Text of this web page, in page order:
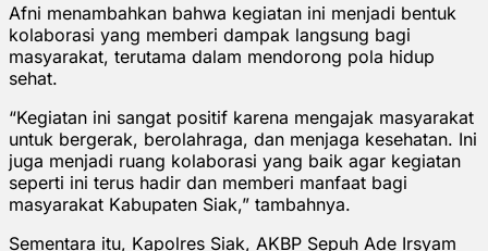
Afni menambahkan bahwa kegiatan ini menjadi bentuk
kolaborasi yang memberi dampak langsung bagi
masyarakat, terutama dalam mendorong pola hidup
sehat.
“Kegiatan ini sangat positif karena mengajak masyarakat
untuk bergerak, berolahraga, dan menjaga kesehatan. Ini
juga menjadi ruang kolaborasi yang baik agar kegiatan
seperti ini terus hadir dan memberi manfaat bagi
masyarakat Kabupaten Siak,” tambahnya.
Sementara itu, Kapolres Siak, AKBP Sepuh Ade Irsyam